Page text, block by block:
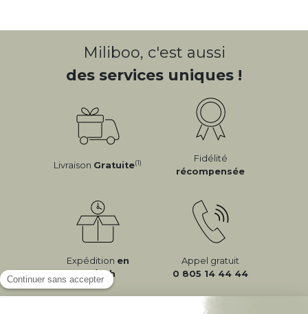
Miliboo, c'est aussi
des services uniques !
Livraison Gratuite(1)
Fidélité
récompensée
Expédition en
24/72h
Appel gratuit
0 805 14 44 44